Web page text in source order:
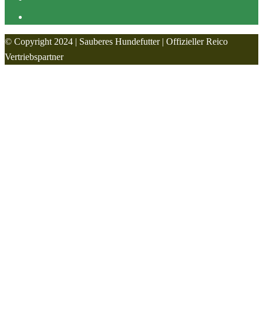
© Copyright 2024 | Sauberes Hundefutter | Offizieller Reico
Vertriebspartner